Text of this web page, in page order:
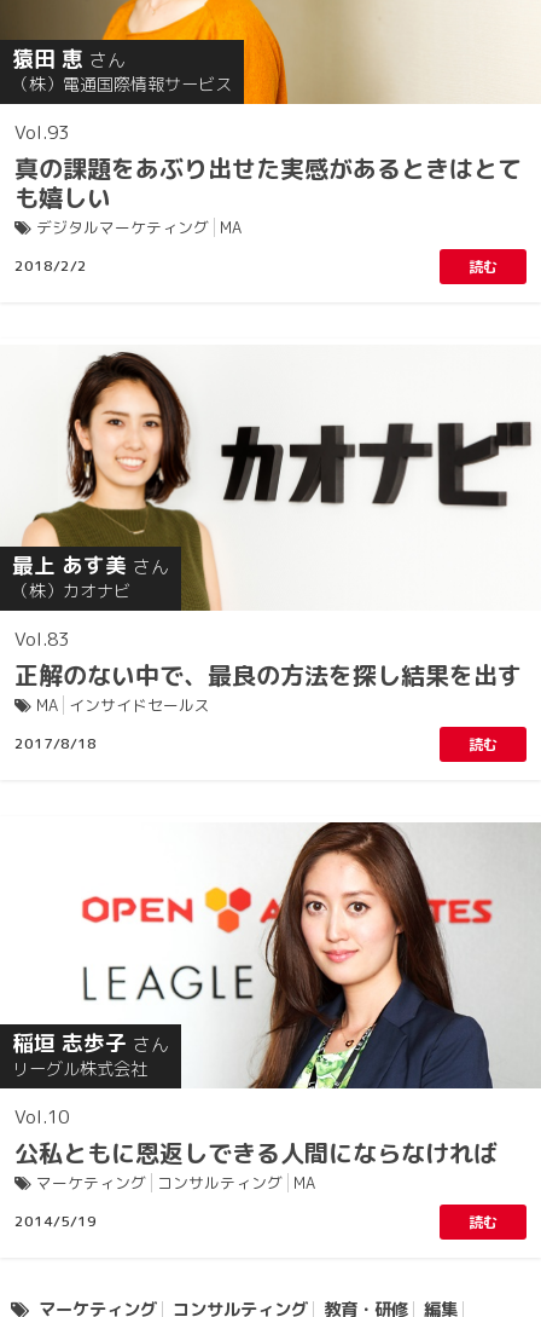
猿田 恵 さん
（株）電通国際情報サービス
93
真の課題をあぶり出せた実感があるときはとて
も嬉しい
デジタルマーケティング MA
2018/2/2 読む
最上 あす美 さん
（株）カオナビ
83
正解のない中で、最良の方法を探し結果を出す
MA インサイドセールス
2017/8/18 読む
稲垣 志歩子 さん
リーグル株式会社
10
公私ともに恩返しできる人間にならなければ
マーケティング コンサルティング MA
2014/5/19 読む
マーケティング コンサルティング 教育・研修 編集